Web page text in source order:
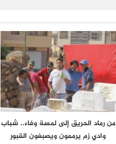
من رماد الحريق إلى لمسة وفاء.. شباب
وادي زم يرممون ويصبغون القبور